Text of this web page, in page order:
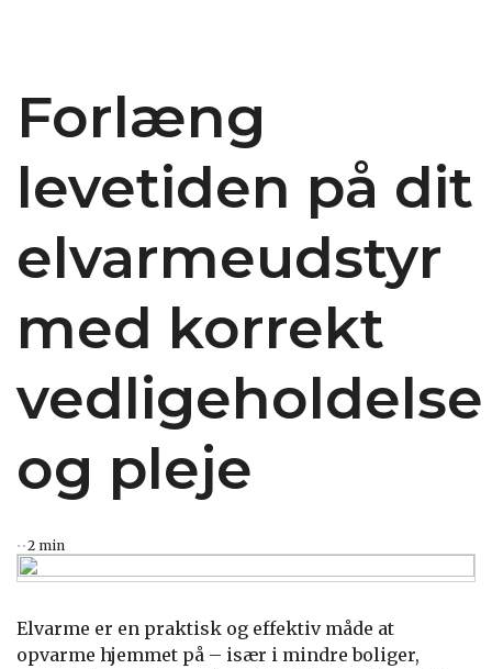
Forlæng
levetiden på dit
elvarmeudstyr
med korrekt
vedligeholdelse
og pleje
2 min
Elvarme er en praktisk og effektiv måde at
opvarme hjemmet på – især i mindre boliger,